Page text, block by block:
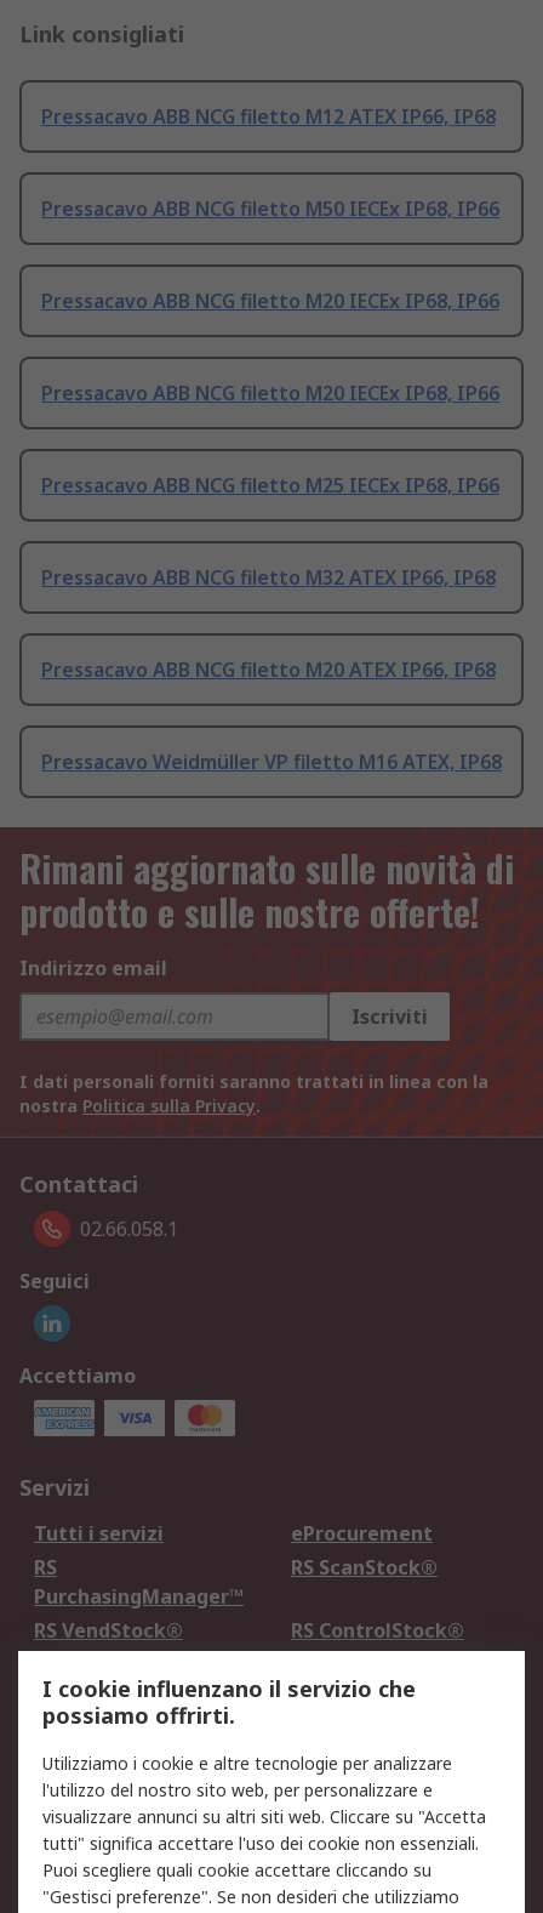
Link consigliati
Pressacavo ABB NCG filetto M12 ATEX IP66, IP68
Pressacavo ABB NCG filetto M50 IECEx IP68, IP66
Pressacavo ABB NCG filetto M20 IECEx IP68, IP66
Pressacavo ABB NCG filetto M20 IECEx IP68, IP66
Pressacavo ABB NCG filetto M25 IECEx IP68, IP66
Pressacavo ABB NCG filetto M32 ATEX IP66, IP68
Pressacavo ABB NCG filetto M20 ATEX IP66, IP68
Pressacavo Weidmüller VP filetto M16 ATEX, IP68
Rimani aggiornato sulle novità di
prodotto e sulle nostre offerte!
Indirizzo email
Iscriviti
I dati personali forniti saranno trattati in linea con la
nostra Politica sulla Privacy.
Contattaci
02.66.058.1
Seguici
Accettiamo
Servizi
Tutti i servizi
eProcurement
RS
PurchasingManager™
RS ScanStock®
RS VendStock®
RS ControlStock®
Legale
Informativa Cookie
Informativa Privacy -
Aggiornata
Email Security
Termini d'uso
Condizioni di vendita
Condizioni generali di
servizio
I cookie influenzano il servizio che
possiamo offrirti.
Utilizziamo i cookie e altre tecnologie per analizzare
l'utilizzo del nostro sito web, per personalizzare e
visualizzare annunci su altri siti web. Cliccare su "Accetta
tutti" significa accettare l'uso dei cookie non essenziali.
Puoi scegliere quali cookie accettare cliccando su
"Gestisci preferenze". Se non desideri che utilizziamo